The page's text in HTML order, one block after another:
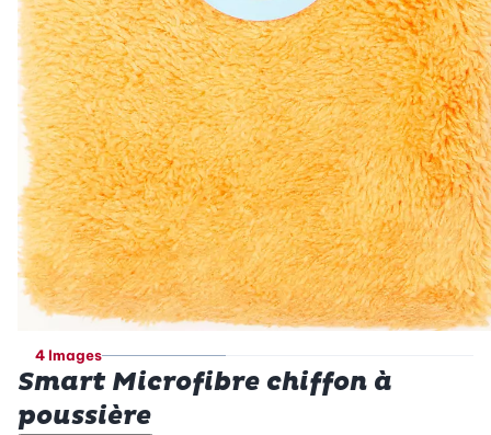
4 Images
Smart Microfibre chiffon à
poussière